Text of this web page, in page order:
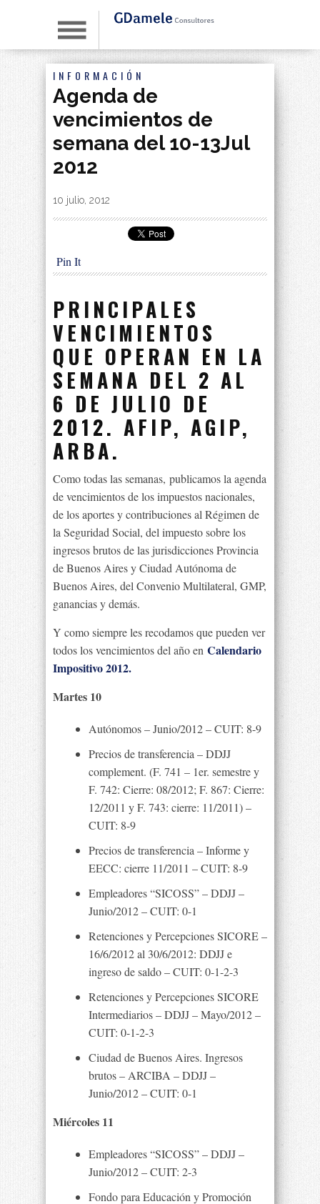
INFORMACIÓN
Agenda de
vencimientos de
semana del 10-13Jul
2012
By|
10 julio, 2012
Pin It
PRINCIPALES
VENCIMIENTOS
QUE OPERAN EN LA
SEMANA DEL 2 AL
6 DE JULIO DE
2012. AFIP, AGIP,
ARBA.
Como todas las semanas, publicamos la agenda
de vencimientos de los impuestos nacionales,
de los aportes y contribuciones al Régimen de
la Seguridad Social, del impuesto sobre los
ingresos brutos de las jurisdicciones Provincia
de Buenos Aires y Ciudad Autónoma de
Buenos Aires, del Convenio Multilateral, GMP,
ganancias y demás.
Y como siempre les recodamos que pueden ver
todos los vencimientos del año en Calendario
Impositivo 2012.
Martes 10
Autónomos – Junio/2012 – CUIT: 8-9
Precios de transferencia – DDJJ
complement. (F. 741 – 1er. semestre y
F. 742: Cierre: 08/2012; F. 867: Cierre:
12/2011 y F. 743: cierre: 11/2011) –
CUIT: 8-9
Precios de transferencia – Informe y
EECC: cierre 11/2011 – CUIT: 8-9
Empleadores “SICOSS” – DDJJ –
Junio/2012 – CUIT: 0-1
Retenciones y Percepciones SICORE –
16/6/2012 al 30/6/2012: DDJJ e
ingreso de saldo – CUIT: 0-1-2-3
Retenciones y Percepciones SICORE
Intermediarios – DDJJ – Mayo/2012 –
CUIT: 0-1-2-3
Ciudad de Buenos Aires. Ingresos
brutos – ARCIBA – DDJJ –
Junio/2012 – CUIT: 0-1
Miércoles 11
Empleadores “SICOSS” – DDJJ –
Junio/2012 – CUIT: 2-3
Fondo para Educación y Promoción